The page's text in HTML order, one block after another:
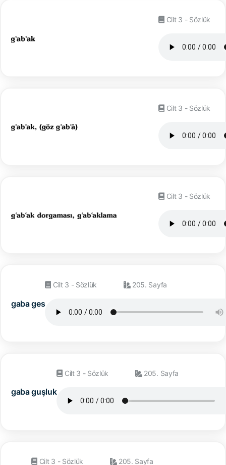
Cilt 3 - Sözlük
Cilt 3 - Sözlük
Cilt 3 - Sözlük
gaba ges
Cilt 3 - Sözlük 205. Sayfa
gaba guşluk
Cilt 3 - Sözlük 205. Sayfa
Cilt 3 - Sözlük 205. Sayfa